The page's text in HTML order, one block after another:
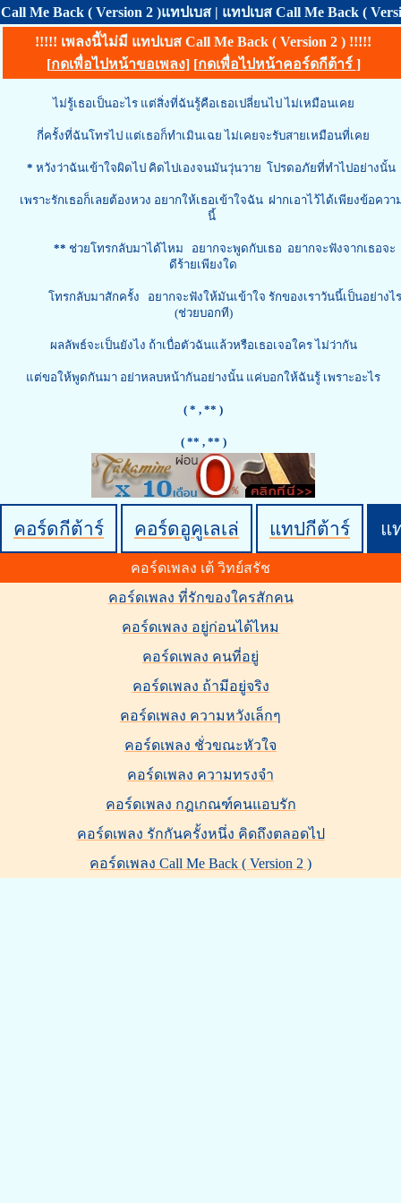
Call Me Back ( Version 2 )แทปเบส | แทปเบส Call Me Back (
!!!!! เพลงนี้ไม่มี แทปเบส Call Me Back ( Version 2 ) !!!!!
[กดเพื่อไปหน้าขอเพลง] [กดเพื่อไปหน้าคอร์ดกีต้าร์ ]
ไม่รู้เธอเป็นอะไร แต่สิ่งที่ฉันรู้คือเธอเปลี่ยนไป ไม่เหมือนเคย
กี่ครั้งที่ฉันโทรไป แต่เธอก็ทำเมินเฉย ไม่เคยจะรับสายเหมือนที่เคย
* หวังว่าฉันเข้าใจผิดไป คิดไปเองจนมันวุ่นวาย โปรดอภัยที่ทำไปอย่างนั้น
เพราะรักเธอก็เลยต้องหวง อยากให้เธอเข้าใจฉัน ฝากเอาไว้ได้เพียงข้อควา
นี้
** ช่วยโทรกลับมาได้ไหม
อยากจะพูดกับเธอ อยากจะฟังจากเธอจะ
ดีร้ายเพียงใด
โทรกลับมาสักครั้ง อยากจะฟังให้มันเข้าใจ รักของเราวันนี้เป็นอย่างไร
(ช่วยบอกที)
ผลลัพธ์จะเป็นยังไง ถ้าเบื่อตัวฉันแล้วหรือเธอเจอใคร ไม่ว่ากัน
แต่ขอให้พูดกันมา อย่าหลบหน้ากันอย่างนั้น แค่บอกให้ฉันรู้ เพราะอะไร
( * , ** )
( ** , ** )
คอร์ดกีต้าร์ คอร์ดอูคูเลเล่ แทปกีต้าร์ แ
คอร์ดเพลง เต้ วิทย์สรัช
คอร์ดเพลง ที่รักของใครสักคน
คอร์ดเพลง อยู่ก่อนได้ไหม
คอร์ดเพลง คนที่อยู่
คอร์ดเพลง ถ้ามีอยู่จริง
คอร์ดเพลง ความหวังเล็กๆ
คอร์ดเพลง ชั่วขณะหัวใจ
คอร์ดเพลง ความทรงจำ
คอร์ดเพลง กฎเกณฑ์คนแอบรัก
คอร์ดเพลง รักกันครั้งหนึ่ง คิดถึงตลอดไป
คอร์ดเพลง Call Me Back ( Version 2 )